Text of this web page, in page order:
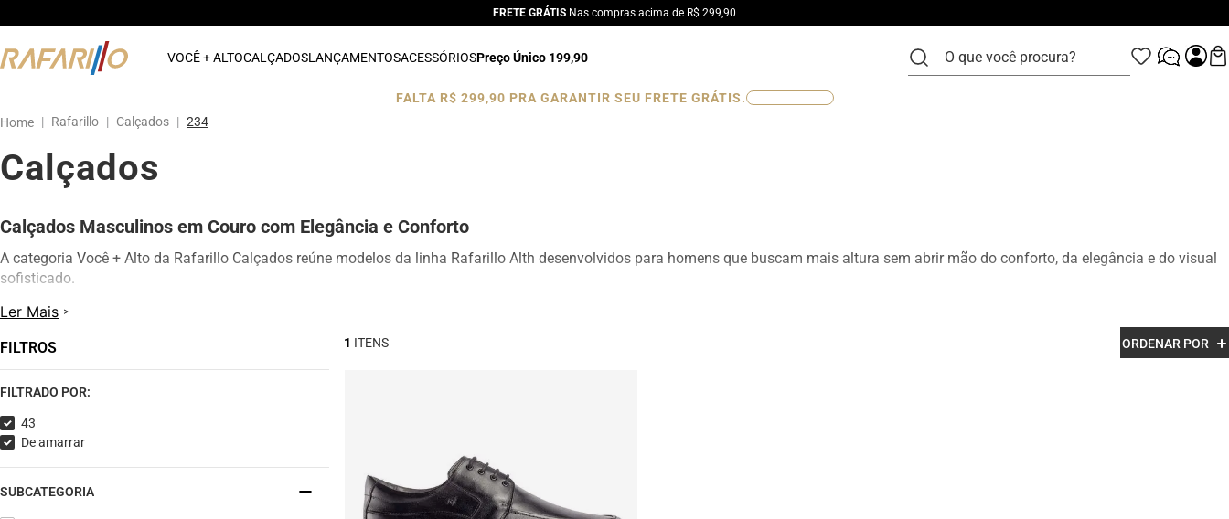
FRETE GRÁTIS Nas compras acima de R$ 299,90
VOCÊ + ALTOCALÇADOSLANÇAMENTOSACESSÓRIOSPreço Único 199,90
O que você procura?
FALTA R$ 299,90 PRA GARANTIR SEU FRETE GRÁTIS. 0
Rafarillo Calçados 234
Calçados
Calçados Masculinos em Couro com Elegância e Conforto
A categoria Você + Alto da Rafarillo Calçados reúne modelos da linha Rafarillo Alth desenvolvidos para homens que buscam mais altura sem abrir mão do conforto, da elegância e do visual
sofisticado.
Os calçados contam com elevação interna de até 7 cm, proporcionando aumento de altura de forma discreta e natural. Produzidos em couro legítimo e com acabamento premium, os
Na categoria Você + Alto, você encontra sapatos sociais, casuais, mocassins e sapatênis com tecnologia de elevação interna, desenvolvidos para garantir mais confiança, postura e estilo em
qualquer momento do dia.
Ler Mais
FILTROS
FILTRADO POR:
43
De amarrar
SUBCATEGORIA
1 ORDENAR POR